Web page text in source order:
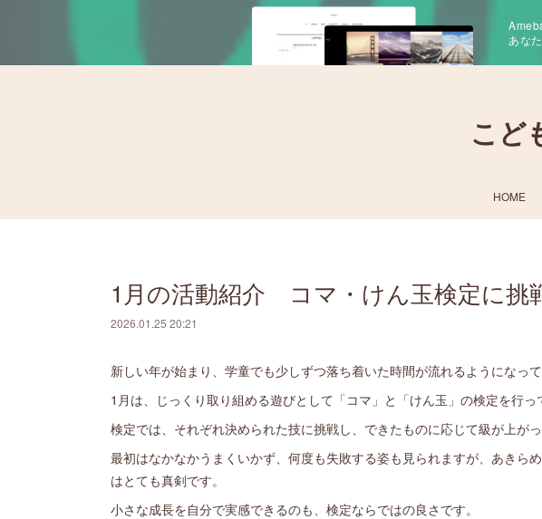
あな
こど
HOME
1月の活動紹介 コマ・けん玉検定に挑
2026.01.25 20:21
新しい年が始まり、学童でも少しずつ落ち着いた時間が流れるようになって
1月は、じっくり取り組める遊びとして「コマ」と「けん玉」の検定を行っ
検定では、それぞれ決められた技に挑戦し、できたものに応じて級が上がっ
最初はなかなかうまくいかず、何度も失敗する姿も見られますが、あきら
はとても真剣です。
小さな成長を自分で実感できるのも、検定ならではの良さです。